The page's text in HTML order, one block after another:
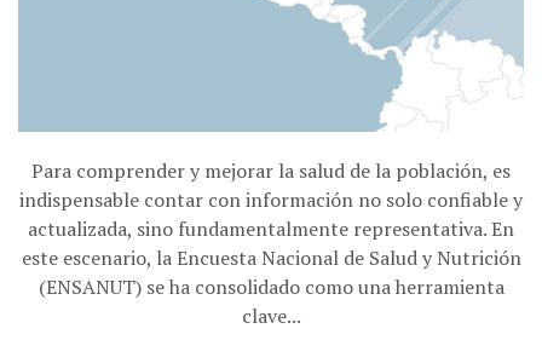
Para comprender y mejorar la salud de la población, es
indispensable contar con información no solo confiable y
actualizada, sino fundamentalmente representativa. En
este escenario, la Encuesta Nacional de Salud y Nutrición
(ENSANUT) se ha consolidado como una herramienta
clave...